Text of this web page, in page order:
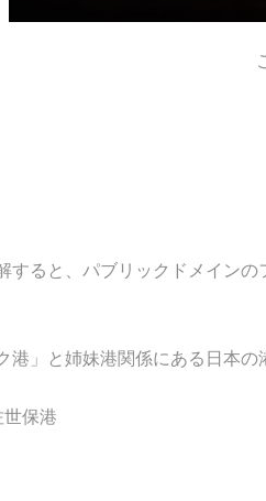
ると、パブリックドメイン
港」と姉妹港関係にある日本の
保港